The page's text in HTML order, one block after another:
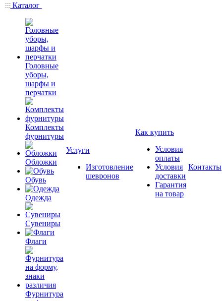
Каталог
Головные
уборы,
шарфы и
перчатки
Комплекты
фурнитуры
Обложки
Обувь
Одежда
Сувениры
Флаги
Фурнитура
Услуги
Изготовление
шевронов
Как купить
Условия
оплаты
Условия
доставки
Гарантия
на товар
Контакты